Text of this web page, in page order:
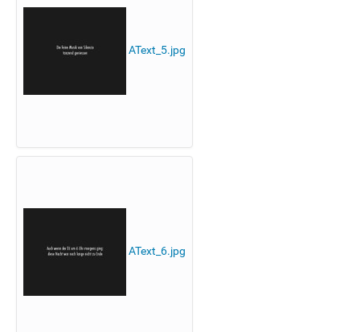
AText_5.jpg
AText_6.jpg